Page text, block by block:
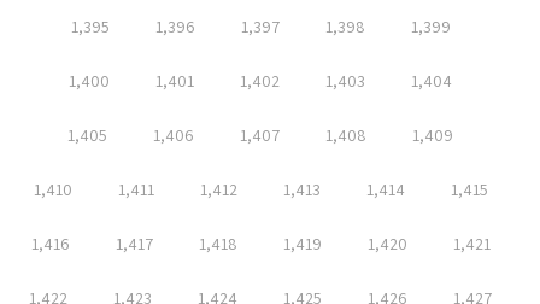
1,395 1,396 1,397 1,398 1,399
1,400 1,401 1,402 1,403 1,404
1,405 1,406 1,407 1,408 1,409
1,410 1,411 1,412 1,413 1,414 1,415
1,416 1,417 1,418 1,419 1,420 1,421
1,422 1,423 1,424 1,425 1,426 1,427